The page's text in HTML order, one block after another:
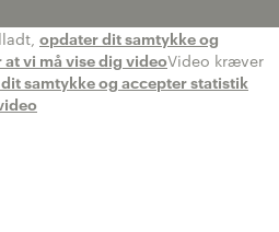
opdater dit samtykke og
vi må vise dig videoVideo kræver
samtykke og accepter statistik